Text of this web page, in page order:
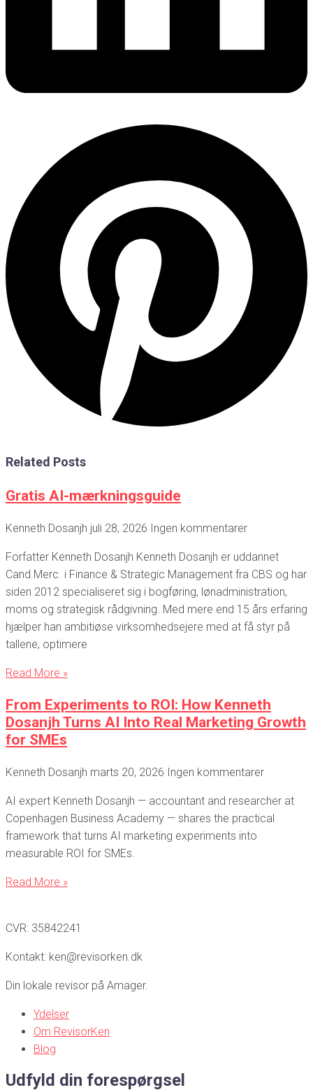
Related Posts
Gratis AI-mærkningsguide
Kenneth Dosanjh juli 28, 2026 Ingen kommentarer
Forfatter Kenneth Dosanjh Kenneth Dosanjh er uddannet
Cand.Merc. i Finance & Strategic Management fra CBS og har
siden 2012 specialiseret sig i bogføring, lønadministration,
moms og strategisk rådgivning. Med mere end 15 års erfaring
hjælper han ambitiøse virksomhedsejere med at få styr på
tallene, optimere
Read More »
From Experiments to ROI: How Kenneth
Dosanjh Turns AI Into Real Marketing Growth
for SMEs
Kenneth Dosanjh marts 20, 2026 Ingen kommentarer
AI expert Kenneth Dosanjh — accountant and researcher at
Copenhagen Business Academy — shares the practical
framework that turns AI marketing experiments into
measurable ROI for SMEs.
Read More »
CVR: 35842241
Kontakt: ken@revisorken.dk
Din lokale revisor på Amager.
Ydelser
Om RevisorKen
Blog
Udfyld din forespørgsel